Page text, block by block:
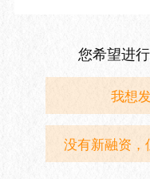
您希望进
我想
没有新融资，